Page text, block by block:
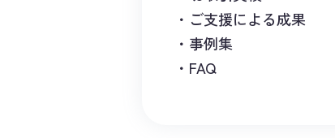
ご支援による成果
事例集
FAQ